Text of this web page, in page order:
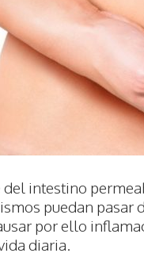
del intestino
puedan pasar
por ello
diaria.